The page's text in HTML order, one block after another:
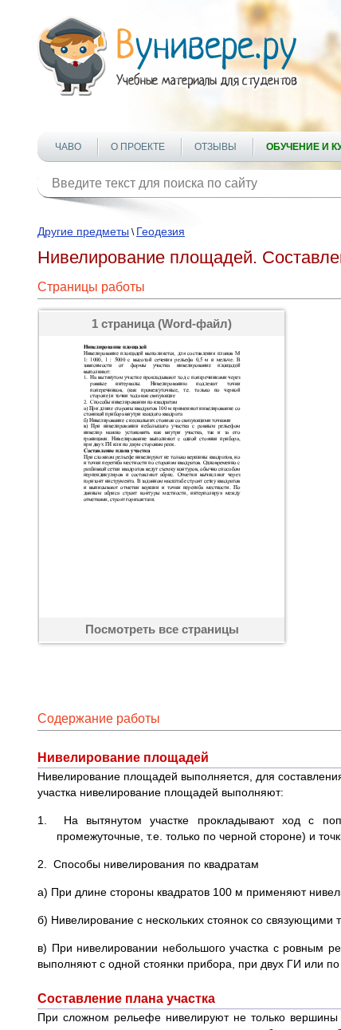
ЧАВО О ПРОЕКТЕ ОТЗЫВЫ ОБУЧЕНИЕ И
Другие предметы \ Геодезия
Нивелирование площадей.
Страницы работы
1 страница (Word-файл)
Посмотреть все страницы
Содержание работы
Нивелирование площадей
Нивелирование площадей выполняется, для
участка нивелирование площадей выполняют:
1. На вытянутом участке прокладывают ход с
промежуточные, т.е. только по черной стороне) и
2. Способы нивелирования по квадратам
а) При длине стороны квадратов 100 м применяют
б) Нивелирование с нескольких стоянок со связующими
в) При нивелировании небольшого участка с ровным
выполняют с одной стоянки прибора, при двух ГИ или
Составление плана участка
При сложном рельефе нивелируют не только вершины